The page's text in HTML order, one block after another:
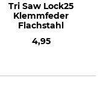
Tri Saw Lock25
Klemmfeder
Flachstahl
4,95